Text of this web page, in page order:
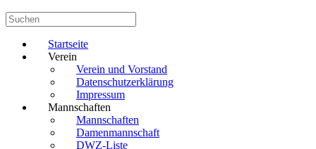
Suchen
nach:
Startseite
Verein
Verein und Vorstand
Datenschutzerklärung
Impressum
Mannschaften
Mannschaften
Damenmannschaft
DWZ-Liste